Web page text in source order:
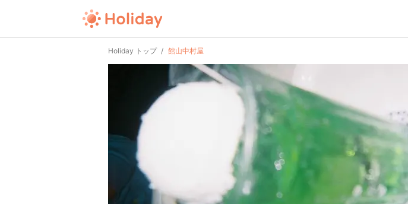
Holiday トップ 館山中村屋